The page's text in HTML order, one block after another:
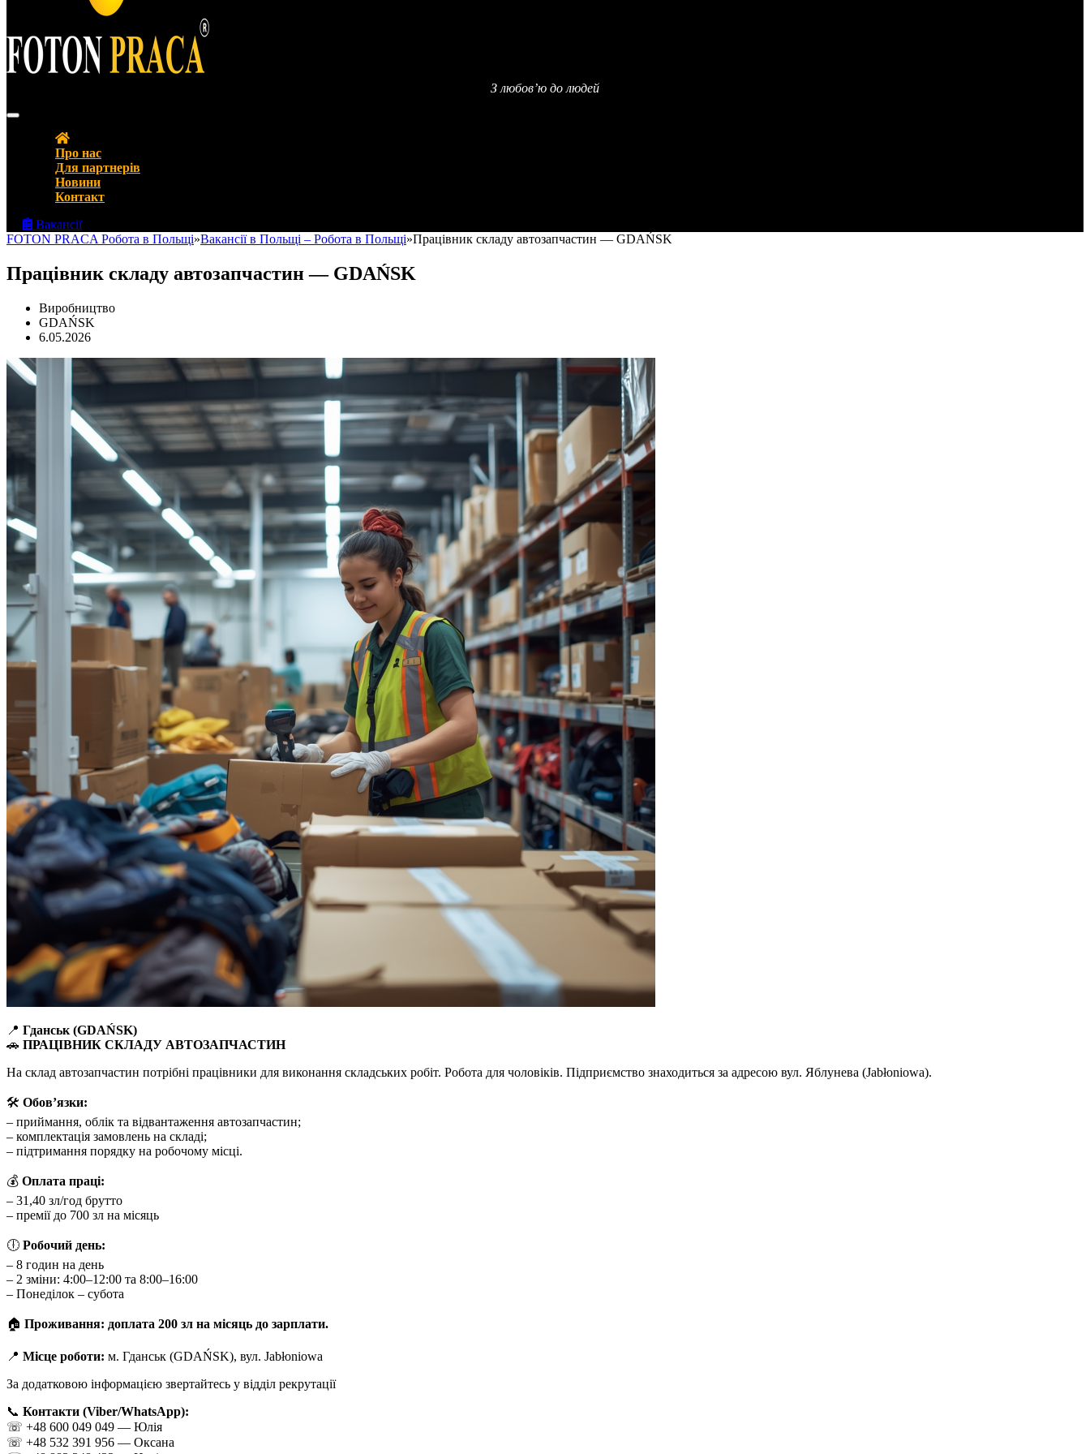
З любов’ю до людей
Про нас
Для партнерів
Новини
Контакт
Вакансії
FOTON PRACA Робота в Польщі»Вакансії в Польщі – Робота в Польщі»Працівник складу автозапчастин — GDAŃSK
Працівник складу автозапчастин — GDAŃSK
Виробництво
GDAŃSK
6.05.2026
📍 Гданськ (GDAŃSK)
🚗 ПРАЦІВНИК СКЛАДУ АВТОЗАПЧАСТИН
На склад автозапчастин потрібні працівники для виконання складських робіт. Робота для чоловіків. Підприємство знаходиться за адресою вул. Яблунева (Jabłoniowa).
🛠 Обов’язки:
– приймання, облік та відвантаження автозапчастин;
– комплектація замовлень на складі;
– підтримання порядку на робочому місці.
💰 Оплата праці:
– 31,40 зл/год брутто
– премії до 700 зл на місяць
🕕 Робочий день:
– 8 годин на день
– 2 зміни: 4:00–12:00 та 8:00–16:00
– Понеділок – субота
🏠 Проживання: доплата 200 зл на місяць до зарплати.
📍 Місце роботи: м. Гданськ (GDAŃSK), вул. Jabłoniowa
За додатковою інформацією звертайтесь у відділ рекрутації
📞 Контакти (Viber/WhatsApp):
☏️ +48 600 049 049 — Юлія
☏️ +48 532 391 956 — Оксана